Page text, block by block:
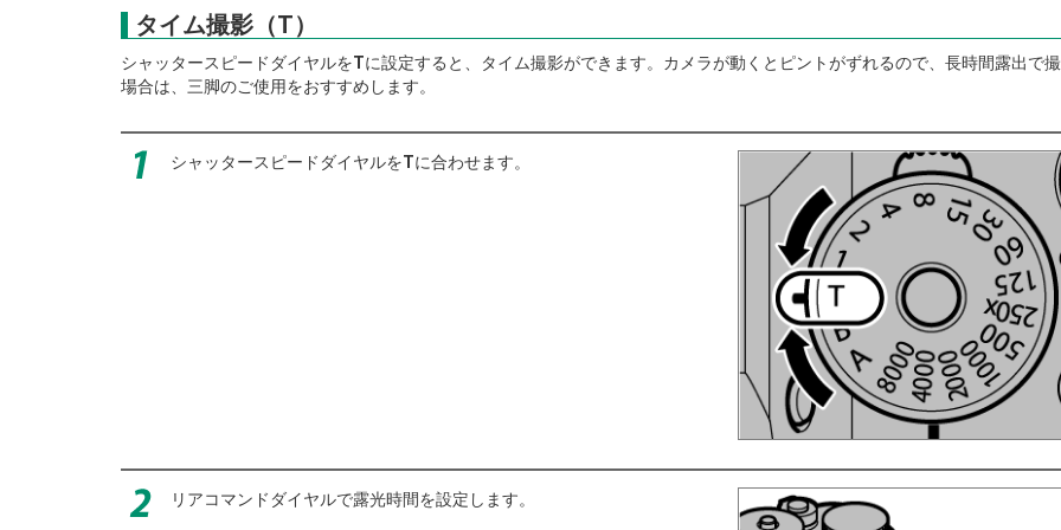
タイム撮影（T）
シャッタースピードダイヤルをTに設定すると、タイム撮影ができます。カメラが動くとピントがずれるので、長時間露出で
場合は、三脚のご使用をおすすめします。
シャッタースピードダイヤルをTに合わせます。
リアコマンドダイヤルで露光時間を設定します。